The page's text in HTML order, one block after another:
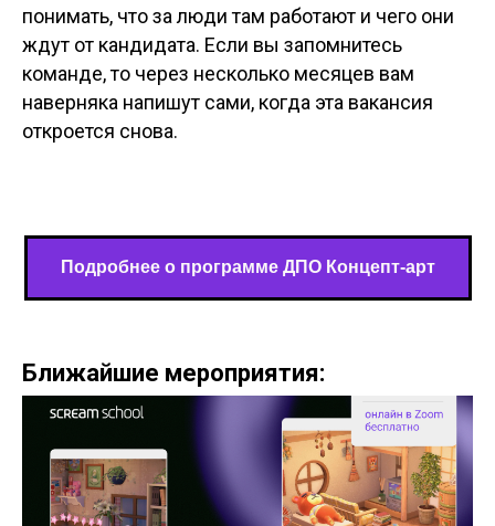
понимать, что за люди там работают и чего они
ждут от кандидата. Если вы запомнитесь
команде, то через несколько месяцев вам
наверняка напишут сами, когда эта вакансия
откроется снова.
Подробнее о программе ДПО Концепт-арт
Ближайшие мероприятия: